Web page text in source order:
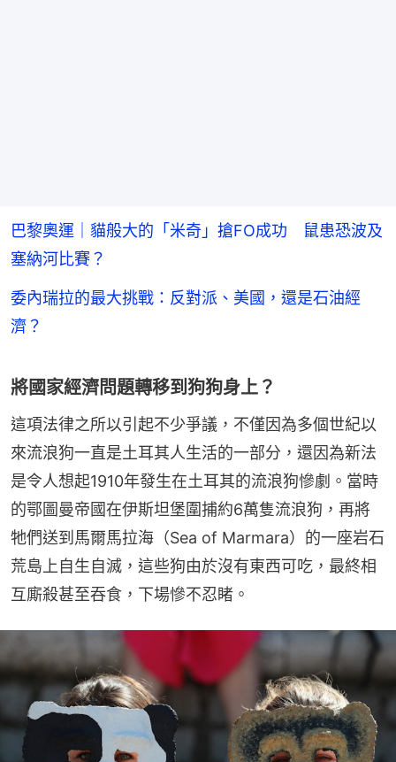
巴黎奧運｜貓般大的「米奇」搶FO成功 鼠患恐波及
塞納河比賽？
委內瑞拉的最大挑戰：反對派、美國，還是石油經
濟？
將國家經濟問題轉移到狗狗身上？
這項法律之所以引起不少爭議，不僅因為多個世紀以
來流浪狗一直是土耳其人生活的一部分，還因為新法
是令人想起1910年發生在土耳其的流浪狗慘劇。當時
的鄂圖曼帝國在伊斯坦堡圍捕約6萬隻流浪狗，再將
牠們送到馬爾馬拉海（Sea of Marmara）的一座岩石
荒島上自生自滅，這些狗由於沒有東西可吃，最終相
互廝殺甚至吞食，下場慘不忍睹。